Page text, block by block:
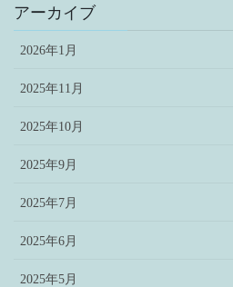
アーカイブ
2026年1月
2025年11月
2025年10月
2025年9月
2025年7月
2025年6月
2025年5月